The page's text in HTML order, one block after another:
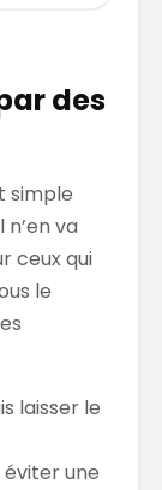
des
simple
va
ceux qui
le
laisser le
éviter une